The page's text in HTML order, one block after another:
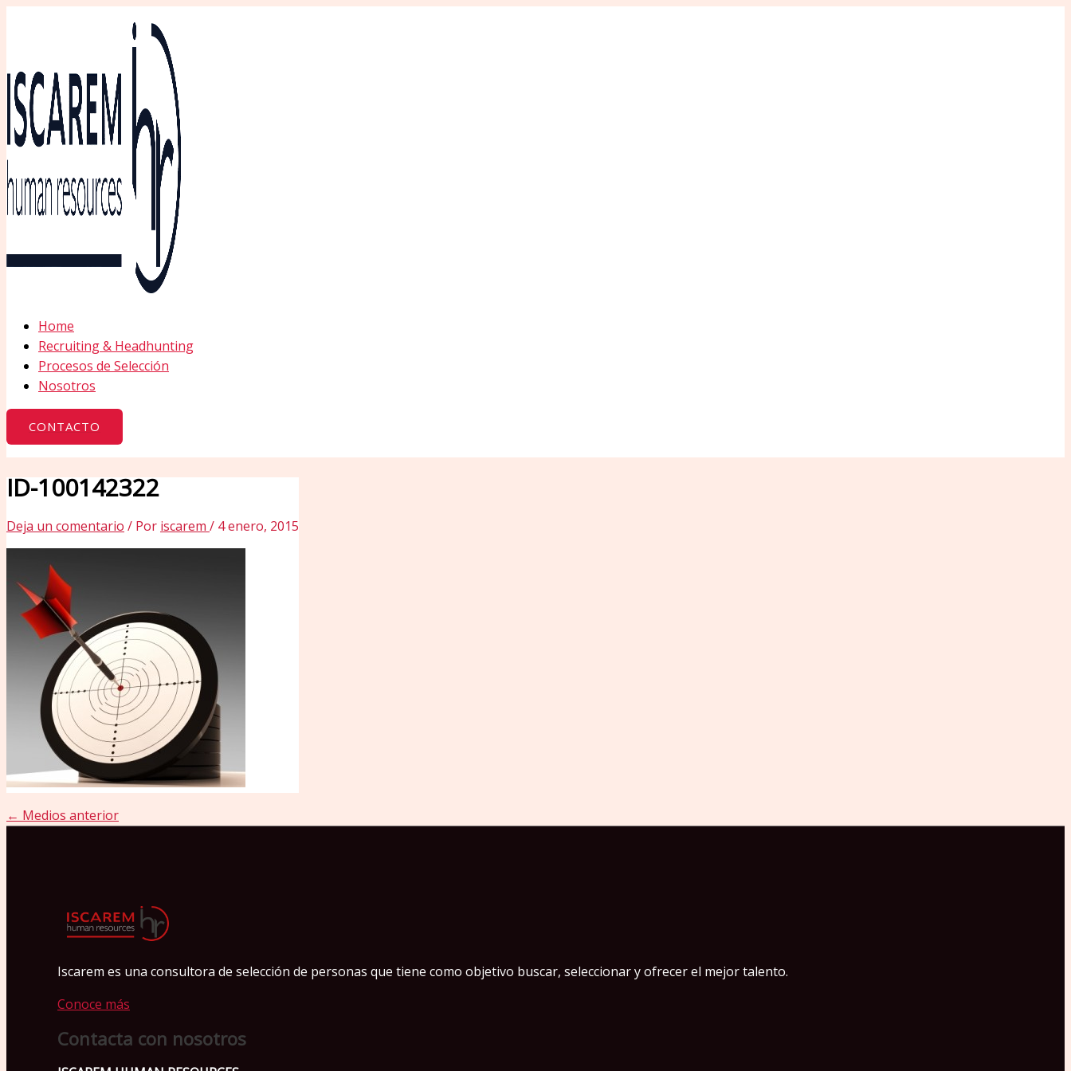
Home
Recruiting & Headhunting
Procesos de Selección
Nosotros
CONTACTO
ID-100142322
Deja un comentario / Por iscarem / 4 enero, 2015
← Medios anterior
Iscarem es una consultora de selección de personas que tiene como objetivo buscar, seleccionar y ofrecer el mejor talento.
Conoce más
Contacta con nosotros